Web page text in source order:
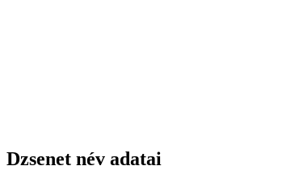
Dzsenet név adatai